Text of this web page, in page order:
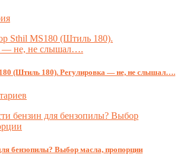
(Штиль 180). Регулировка — не, не слышал….
бензопилы? Выбор масла, пропорции